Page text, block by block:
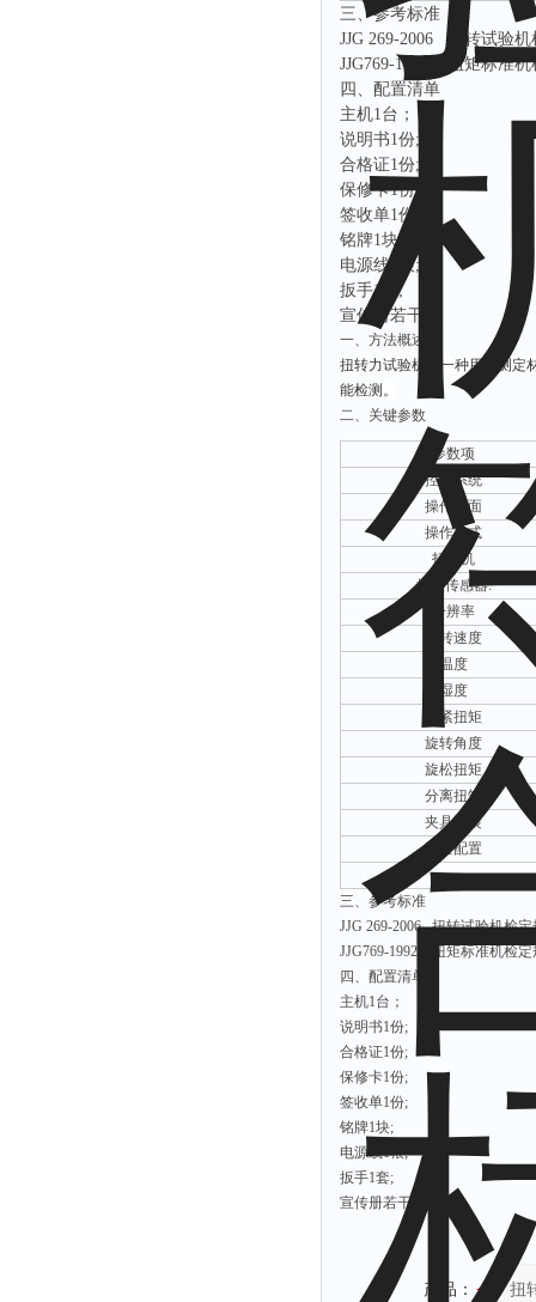
三、参考标准
JJG 269-2006
扭转试验
JJG769-1992
扭矩标准
四、配置清单
主机1台；
说明书1份;
合格证1份;
保修卡1份;
签收单1份;
铭牌1块;
电源线 1根;
扳手1套;
宣传册若干
‌一、 方法概述
扭转力试验机
是一种用于测
能检测。
‌二、关键参数
‌参数项‌
控制系统
操作界面
操作方式
打印机
扭矩传感器:
分辨率
旋转速度
温度
湿度
旋紧扭矩
旋转角度
旋松扭矩
分离扭矩
夹具工装
安全配置
三、 参考标准
JJG 269-2006扭转试验机检定
JJG769-1992 扭矩标准机检定
四、配置清单
主机1台；
说明书1份;
合格证1份;
保修卡1份;
签收单1份;
铭牌1块;
电源线1根;
扳手1套;
宣传册若干;
产品：